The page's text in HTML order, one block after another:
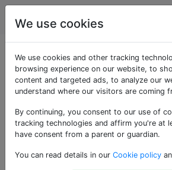
Fotografie
Als «paper»
Fragen
1 Was ist
Ich lasse ein digitales
und an die Wand zu
We use cookies
We use cookies and other tracking
browsing experience on our website, to
content and targeted ads, to analyze our
understand where our visitors are coming
By continuing, you consent to our use of
tracking technologies and affirm you're at
have consent from a parent or guardian.
You can read details in our Cookie policy